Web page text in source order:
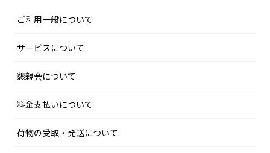
ご利用一般について
サービスについて
懇親会について
料金支払いについて
荷物の受取・発送について